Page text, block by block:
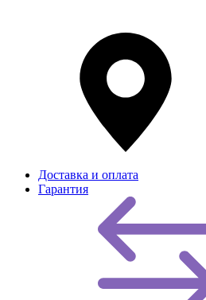
Доставка и оплата
Гарантия